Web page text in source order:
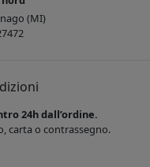
(MI)
24h dall’ordine.
carta o contrassegno.